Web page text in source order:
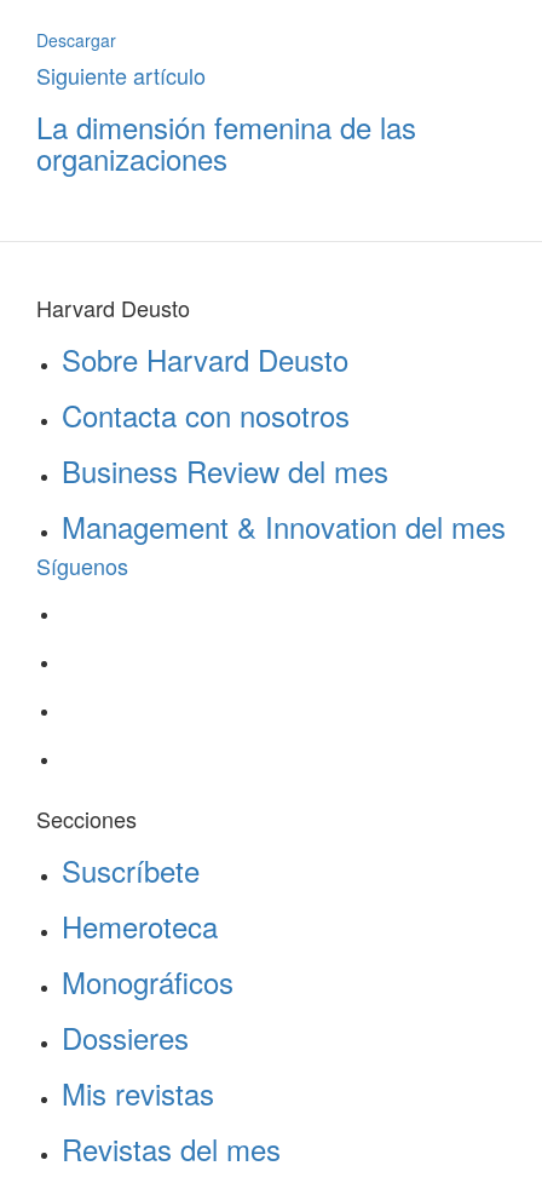
Descargar
Siguiente artículo
La dimensión femenina de las
organizaciones
Harvard Deusto
Sobre Harvard Deusto
Contacta con nosotros
Business Review del mes
Management & Innovation del mes
Síguenos
Secciones
Suscríbete
Hemeroteca
Monográficos
Dossieres
Mis revistas
Revistas del mes